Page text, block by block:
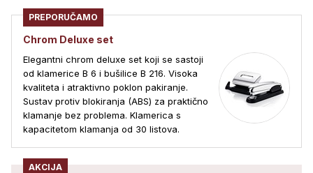
PREPORUČAMO
Chrom Deluxe set
Elegantni chrom deluxe set koji se sastoji
od klamerice B 6 i bušilice B 216. Visoka
kvaliteta i atraktivno poklon pakiranje.
Sustav protiv blokiranja (ABS) za praktično
klamanje bez problema. Klamerica s
kapacitetom klamanja od 30 listova.
AKCIJA